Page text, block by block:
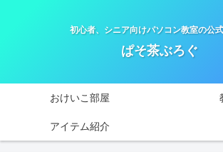
初心者、シニア向けパソコン教室の公
ぱそ茶ぶろぐ
おけいこ部屋
アイテム紹介